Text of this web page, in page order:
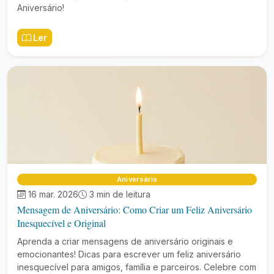
Aniversário!
Ler
Aniversário
16 mar. 2026 3 min de leitura
Mensagem de Aniversário: Como Criar um Feliz Aniversário
Inesquecível e Original
Aprenda a criar mensagens de aniversário originais e
emocionantes! Dicas para escrever um feliz aniversário
inesquecível para amigos, família e parceiros. Celebre com